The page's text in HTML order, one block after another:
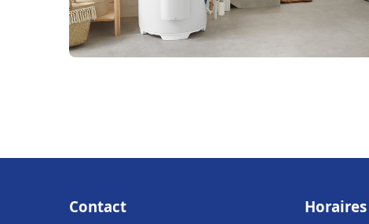
Contact Horaires